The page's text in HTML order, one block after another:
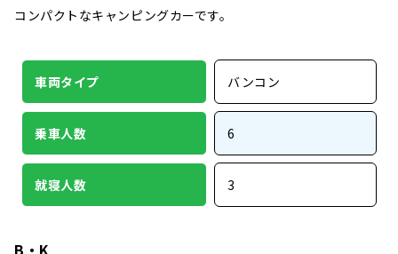
コンパクトなキャンピングカーです。
車両タイプ バンコン
乗車人数 6
就寝人数 3
B・K